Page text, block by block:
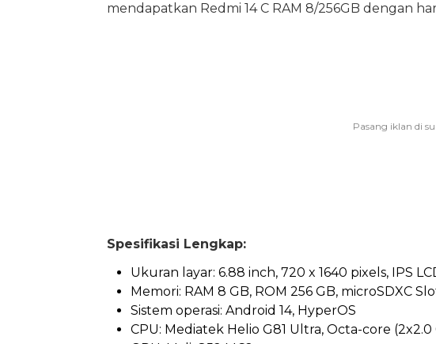
mendapatkan Redmi 14 C RAM 8/256GB dengan
Spesifikasi Lengkap:
Ukuran layar: 6.88 inch, 720 x 1640 pixels, IPS
Memori: RAM 8 GB, ROM 256 GB, microSDXC
Sistem operasi: Android 14, HyperOS
CPU: Mediatek Helio G81 Ultra, Octa-core